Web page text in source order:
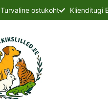
Turvaline ostukoht Klienditugi